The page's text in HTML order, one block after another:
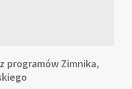
programów Zimnika,